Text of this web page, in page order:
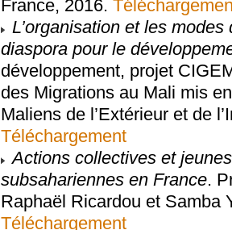
France, 2016.
L’organisation et les
diaspora pour le
développement, projet
des Migrations au Mali mis
Maliens de l’Extérieur et de
Téléchargement
Actions collectives et
subsahariennes en France.
Raphaël Ricardou et Samba
Téléchargement